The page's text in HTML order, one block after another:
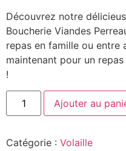
Découvrez notre
Boucherie Viandes
repas en famille ou entre
maintenant pour un
!
Ajouter au
Catégorie : Volaille